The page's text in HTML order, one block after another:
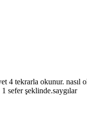
4 tekrarla okunur. nasıl
sefer şeklinde.saygılar